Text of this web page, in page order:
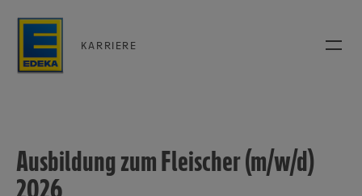
KARRIERE
Ausbildung zum Fleischer (m/w/d)